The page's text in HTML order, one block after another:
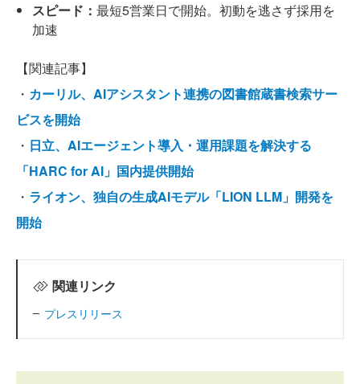
スピード： 最短5営業日で開始。初動を逃さず採用を
加速
【関連記事】
・ カーリル、AIアシスタント連携の図書館蔵書検索サー
ビスを開始
・ 日立、AIエージェント導入・運用課題を解決する
「HARC for AI」国内提供開始
・ ライオン、独自の生成AIモデル「LION LLM」開発を
開始
関連リンク
プレスリリース